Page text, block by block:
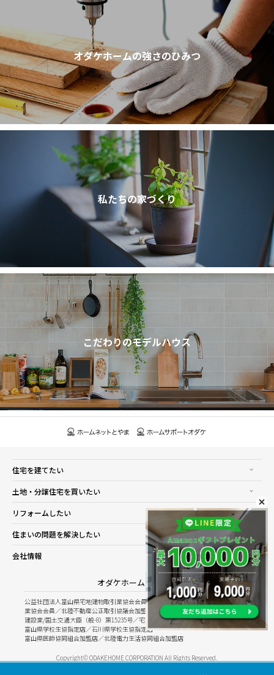
オダケホームの強さのひみつ
私たちの家づくり
こだわりのモデルハウス
住宅を建てたい
土地・分譲住宅を買いたい
リフォームしたい
住まいの問題を解決したい
会社情報
オダケホーム株式会社
公益社団法人富山県宅地建物取引業協会会員／公益社団法人石川県宅地建物取引
業協会会員／北陸不動産公正取引協議会加盟
建設業/国土交通大臣（般-8）第15235号／宅建業/国土交通大臣（8）第5025号
富山県学校生協指定店／石川県学校生協指定店
富山県医師協同組合加盟店／北陸電力生活協同組合加盟店
Copyright© ODAKEHOME CORPORATION All Rights Reserved.